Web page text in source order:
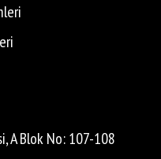
A Blok No: 107-108